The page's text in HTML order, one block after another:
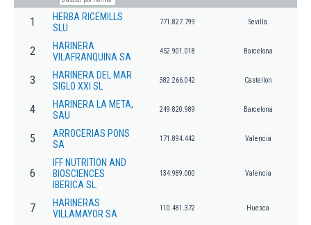
1
HERBA RICEMILLS
SLU
771.827.799 Sevilla
2
HARINERA
VILAFRANQUINA SA
452.901.018 Barcelona
3
HARINERA DEL MAR
SIGLO XXI SL
382.266.042 Castellon
4
HARINERA LA META,
SAU
249.820.989 Barcelona
5
ARROCERIAS PONS
SA
171.894.442 Valencia
6
IFF NUTRITION AND
BIOSCIENCES
IBERICA SL.
134.989.000 Valencia
7
HARINERAS
VILLAMAYOR SA
110.481.372 Huesca